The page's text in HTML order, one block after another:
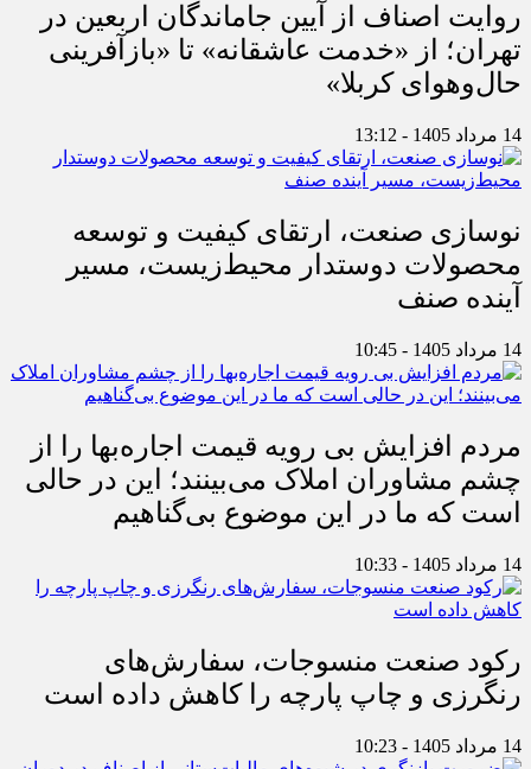
روایت اصناف از آیین جاماندگان اربعین در
تهران؛ از «خدمت عاشقانه» تا «بازآفرینی
حال‌وهوای کربلا»
14 مرداد 1405 - 13:12
نوسازی صنعت، ارتقای کیفیت و توسعه
محصولات دوستدار محیط‌زیست، مسیر
آینده صنف
14 مرداد 1405 - 10:45
مردم افزایش بی رویه قیمت اجاره‌بها را از
چشم مشاوران املاک می‌بینند؛ این در حالی
است که ما در این موضوع بی‌گناهیم
14 مرداد 1405 - 10:33
رکود صنعت منسوجات، سفارش‌های
رنگرزی و چاپ پارچه را کاهش داده است
14 مرداد 1405 - 10:23